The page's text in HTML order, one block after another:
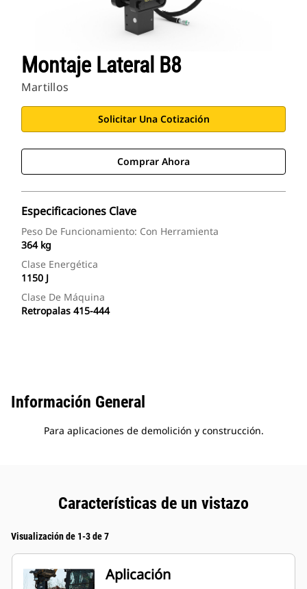
Montaje Lateral B8
Martillos
Solicitar Una Cotización
Comprar Ahora
Especificaciones Clave
Peso De Funcionamiento: Con Herramienta
364 kg
Clase Energética
1150 J
Clase De Máquina
Retropalas 415-444
Información General
Para aplicaciones de demolición y construcción.
Características de un vistazo
Visualización de 1-3 de 7
Aplicación